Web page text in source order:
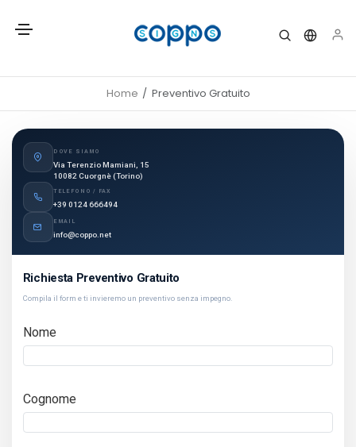
Home Preventivo Gratuito
DOVE SIAMO
Via Terenzio Mamiani, 15
10082 Cuorgnè (Torino)
TELEFONO / FAX
+39 0124 666494
EMAIL
info@coppo.net
Richiesta Preventivo Gratuito
Compila il form e ti invieremo un preventivo senza impegno.
Nome
Cognome